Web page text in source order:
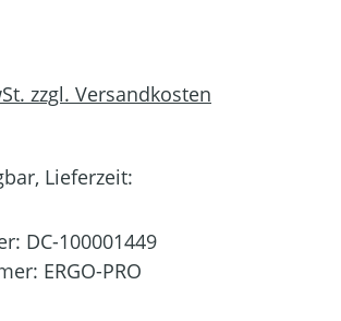
zzgl. Versandkosten
Lieferzeit:
DC-100001449
ERGO-PRO